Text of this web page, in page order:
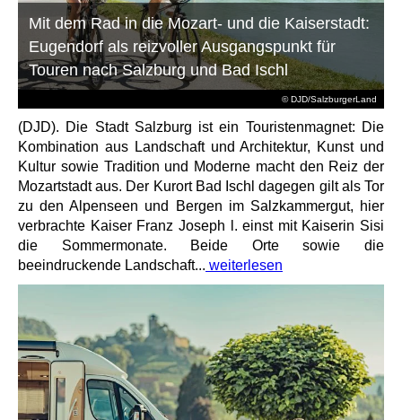
© DJD/SalzburgerLand
Mit dem Rad in die Mozart- und die Kaiserstadt:
Eugendorf als reizvoller Ausgangspunkt für
Touren nach Salzburg und Bad Ischl
(DJD). Die Stadt Salzburg ist ein Touristenmagnet: Die
Kombination aus Landschaft und Architektur, Kunst und
Kultur sowie Tradition und Moderne macht den Reiz der
Mozartstadt aus. Der Kurort Bad Ischl dagegen gilt als Tor
zu den Alpenseen und Bergen im Salzkammergut, hier
verbrachte Kaiser Franz Joseph l. einst mit Kaiserin Sisi
die Sommermonate. Beide Orte sowie die
beeindruckende Landschaft... weiterlesen